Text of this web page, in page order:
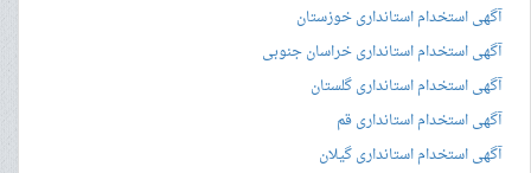
آگهی استخدام استانداری خوزستان
آگهی استخدام استانداری خراسان جنوبی
آگهی استخدام استانداری گلستان
آگهی استخدام استانداری قم
آگهی استخدام استانداری گیلان